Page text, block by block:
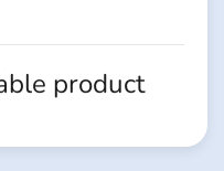
product